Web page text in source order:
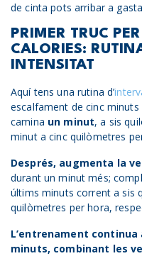
de cinta pots arribar a
PRIMER TRUC
CALORIES:
INTENSITAT
Aquí tens una rutina d’
escalfament de cinc
camina un minut, a sis
minut a cinc quilòmetres
Després, augmenta la
durant un minut més;
últims minuts corrent a sis
quilòmetres per hora,
L’entrenament continua
minuts, combinant les